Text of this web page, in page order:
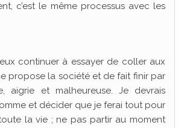
c’est le même processus avec les
continuer à essayer de coller aux
propose la société et de fait finir par
aigrie et malheureuse. Je devrais
et décider que je ferai tout pour
la vie ; ne pas partir au moment